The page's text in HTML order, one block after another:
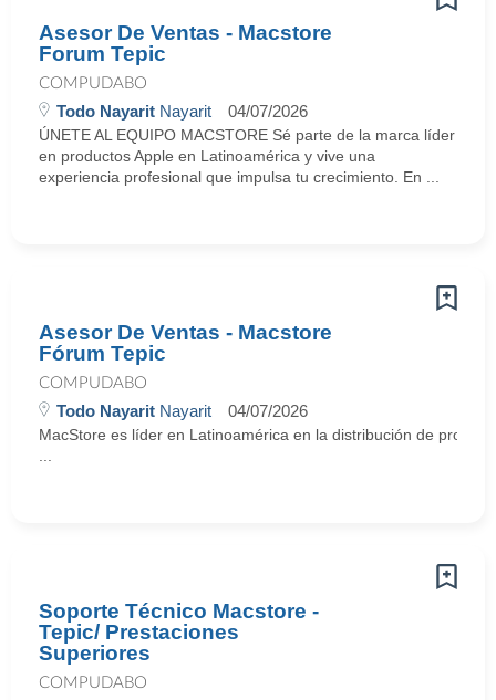
Asesor De Ventas - Macstore
Forum Tepic
COMPUDABO
Todo Nayarit Nayarit 04/07/2026
ÚNETE AL EQUIPO MACSTORE Sé parte de la marca líder
en productos Apple en Latinoamérica y vive una
experiencia profesional que impulsa tu crecimiento. En ...
Asesor De Ventas - Macstore
Fórum Tepic
COMPUDABO
Todo Nayarit Nayarit 04/07/2026
MacStore es líder en Latinoamérica en la distribución de
Soporte Técnico Macstore -
Tepic/ Prestaciones
Superiores
COMPUDABO